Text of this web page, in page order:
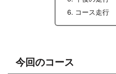
コース走行
今回のコース